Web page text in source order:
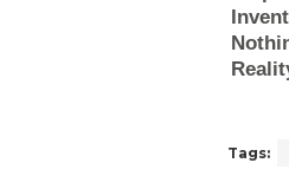
Tags: